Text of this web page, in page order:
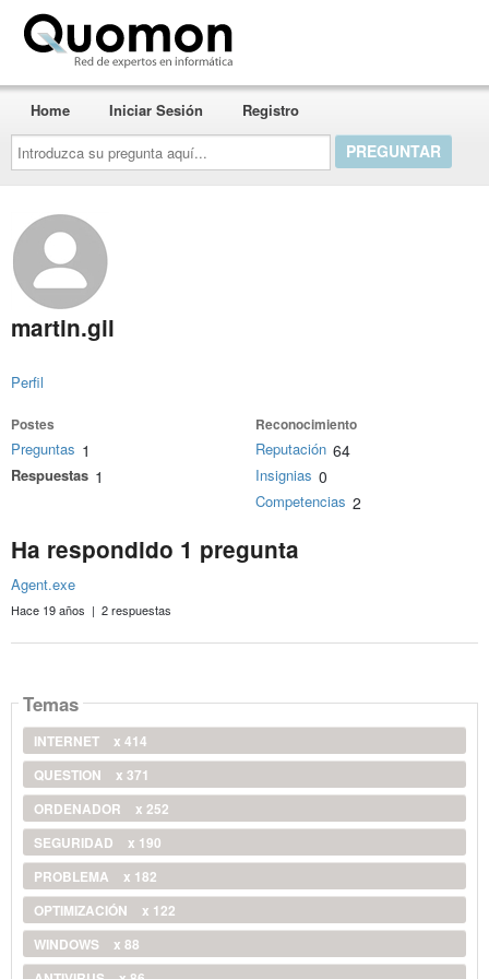
Introduzca
su
pregunta
aquí...
Home Iniciar Sesión Registro
martin.gil
Perfil
Postes
Preguntas 1
Respuestas 1
Reconocimiento
Reputación 64
Insignias 0
Competencias 2
Ha respondido 1 pregunta
Agent.exe
Hace 19 años | 2 respuestas
Temas
INTERNET
x 414
QUESTION
x 371
ORDENADOR
x 252
SEGURIDAD
x 190
PROBLEMA
x 182
OPTIMIZACIÓN
x 122
WINDOWS
x 88